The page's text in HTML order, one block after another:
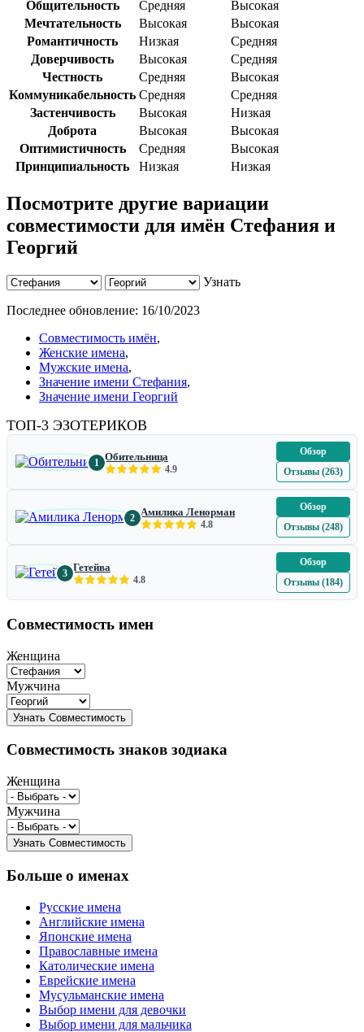
Общительность Средняя
Высокая
Мечтательность
Высокая
Высокая
Романтичность
Низкая
Средняя
Доверчивость
Высокая
Средняя
Честность
Средняя
Высокая
Коммуникабельность Средняя
Средняя
Застенчивость
Высокая
Низкая
Доброта
Высокая
Высокая
Оптимистичность
Средняя
Высокая
Принципиальность
Низкая Низкая
Посмотрите другие вариации
совместимости для имён Стефания и
Георгий
Узнать
Последнее обновление: 16/10/2023
Совместимость имён,
Женские имена,
Мужские имена,
Значение имени Стефания,
Значение имени Георгий
ТОП-3 ЭЗОТЕРИКОВ
1 Обительница
4.9
Обзор
Отзывы (263)
2 Амилика Ленорман
4.8
Обзор
Отзывы (248)
3 Гетейва
4.8
Обзор
Отзывы (184)
Совместимость имен
Женщина
Мужчина
Совместимость знаков зодиака
Женщина
Мужчина
Больше о именах
Русские имена
Английские имена
Японские имена
Православные имена
Католические имена
Еврейские имена
Мусульманские имена
Выбор имени для девочки
Выбор имени для мальчика